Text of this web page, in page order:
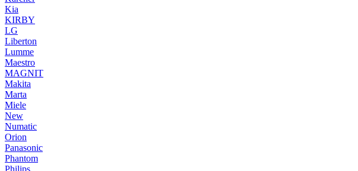
Kia
KIRBY
LG
Liberton
Lumme
Maestro
MAGNIT
Makita
Marta
Miele
New
Numatic
Orion
Panasonic
Phantom
Philips